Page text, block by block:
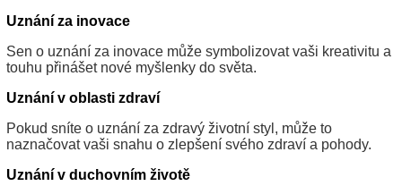
Uznání za inovace
Sen o uznání za inovace může symbolizovat vaši kreativitu a
touhu přinášet nové myšlenky do světa.
Uznání v oblasti zdraví
Pokud sníte o uznání za zdravý životní styl, může to
naznačovat vaši snahu o zlepšení svého zdraví a pohody.
Uznání v duchovním životě